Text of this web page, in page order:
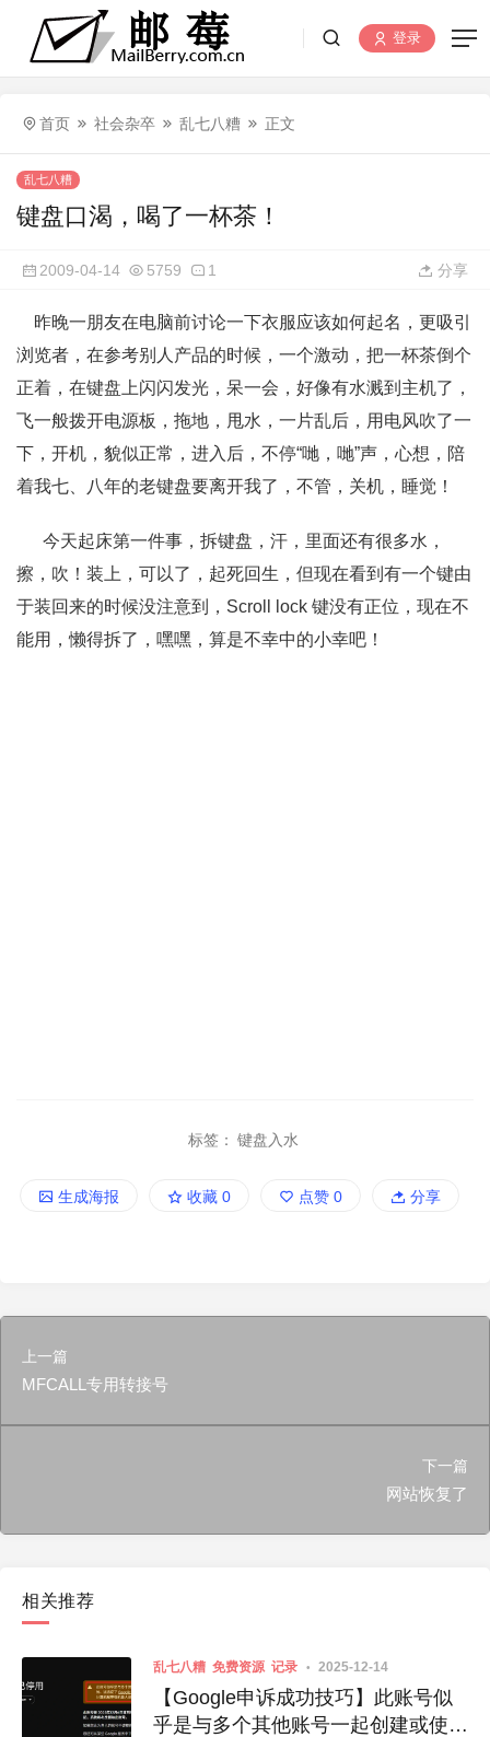
登录
首页 社会杂卒 乱七八糟 正文
乱七八糟
键盘口渴，喝了一杯茶！
2009-04-14 5759 1 分享
昨晚一朋友在电脑前讨论一下衣服应该如何起名，更吸引
浏览者，在参考别人产品的时候，一个激动，把一杯茶倒个
正着，在键盘上闪闪发光，呆一会，好像有水溅到主机了，
飞一般拨开电源板，拖地，甩水，一片乱后，用电风吹了一
下，开机，貌似正常，进入后，不停“哋，哋”声，心想，陪
着我七、八年的老键盘要离开我了，不管，关机，睡觉！
今天起床第一件事，拆键盘，汗，里面还有很多水，
擦，吹！装上，可以了，起死回生，但现在看到有一个键由
于装回来的时候没注意到，Scroll lock 键没有正位，现在不
能用，懒得拆了，嘿嘿，算是不幸中的小幸吧！
标签： 键盘入水
生成海报 收藏 0 点赞 0 分享
上一篇
MFCALL专用转接号
下一篇
网站恢复了
相关推荐
乱七八糟 免费资源 记录 2025-12-14
【Google申诉成功技巧】此账号似
乎是与多个其他账号一起创建或使用